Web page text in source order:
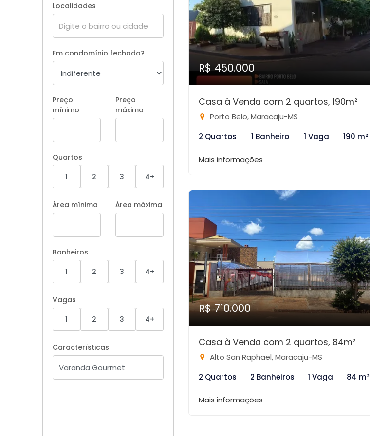
Localidades
Em condomínio fechado?
Preço
mínimo
Preço
máximo
Quartos
1
2 3 4+
Área mínima Área máxima
Banheiros
1
2 3 4+
Vagas
1
2 3 4+
Características
R$ 450.000
Casa à Venda com 2 quartos, 190m²
Porto Belo, Maracaju-MS
2 Quartos
1 Banheiro 1 Vaga 190 m²
Mais informações
R$ 710.000
Casa à Venda com 2 quartos, 84m²
Alto San Raphael, Maracaju-MS
2 Quartos
2 Banheiros 1 Vaga 84 m²
Mais informações